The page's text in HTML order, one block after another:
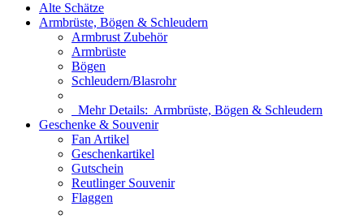
Alte Schätze
Armbrüste, Bögen & Schleudern
Armbrust Zubehör
Armbrüste
Bögen
Schleudern/Blasrohr
Mehr Details: Armbrüste, Bögen & Schleudern
Geschenke & Souvenir
Fan Artikel
Geschenkartikel
Gutschein
Reutlinger Souvenir
Flaggen